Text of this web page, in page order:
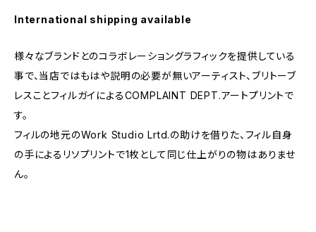
International shipping available
様々なブランドとのコラボレーショングラフィックを提供している
事で、当店ではもはや説明の必要が無いアーティスト、ブリトーブ
レスことフィルガイによるCOMPLAINT DEPT.アートプリントで
す。
フィルの地元のWork Studio Lrtd.の助けを借りた、フィル自身
の手によるリソプリントで1枚として同じ仕上がりの物はありませ
ん。